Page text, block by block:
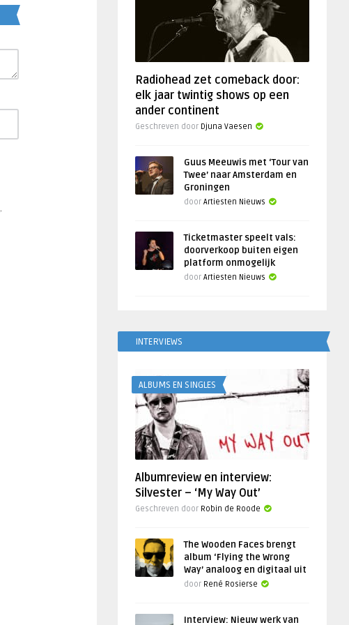
Radiohead zet comeback door:
elk jaar twintig shows op een
ander continent
Geschreven door Djuna Vaesen
Guus Meeuwis met ‘Tour van
Twee’ naar Amsterdam en
Groningen
door Artiesten Nieuws
Ticketmaster speelt vals:
doorverkoop buiten eigen
platform onmogelijk
door Artiesten Nieuws
INTERVIEWS
ALBUMS EN SINGLES
Albumreview en interview:
Silvester – ‘My Way Out’
Geschreven door Robin de Roode
The Wooden Faces brengt
album ‘Flying the Wrong
Way’ analoog en digitaal uit
door René Rosierse
Interview: Nieuw werk van